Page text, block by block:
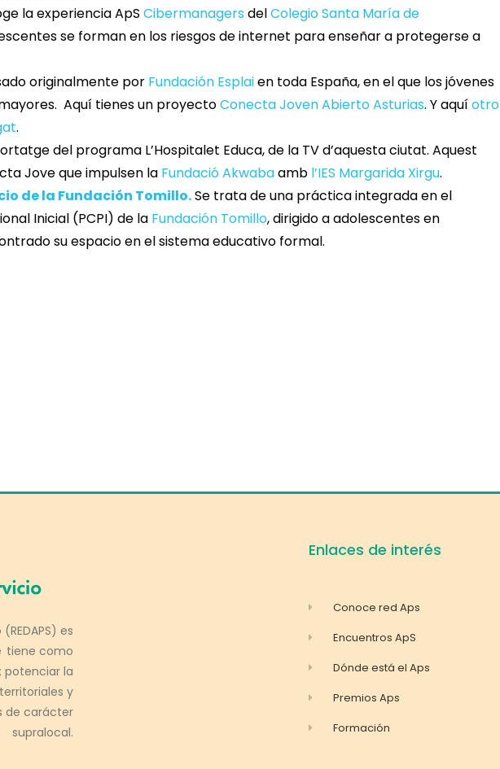
la experiencia ApS Cibermanagers delColegio Santa María de
se forman en los riesgos de internet para enseñar a protegerse a
originalmente por Fundación Esplaien toda España, en el que los jóvenes
Aquí tienes un proyectoConecta Joven Abierto Asturias. Y aquíotro
.
del programa L’Hospitalet Educa, de la TV d’aquesta ciutat. Aquest
Jove que impulsen la Fundació Akwabaamb l’IES Margarida Xirgu.
de la Fundación Tomillo.Se trata de una práctica integrada en el
Inicial (PCPI) de la Fundación Tomillo, dirigido a adolescentes en
su espacio en el sistema educativo formal.
es
tiene como
potenciar la
y
de carácter
supralocal.
Enlaces de interés
Conoce red Aps
Encuentros ApS
Dónde está el Aps
Premios Aps
Formación